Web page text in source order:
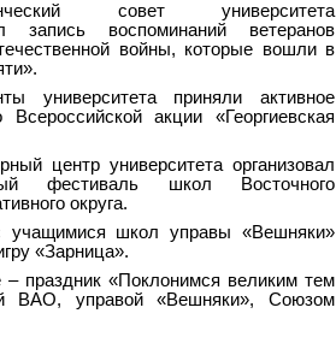
совет университета
запись воспоминаний ветеранов
войны, которые вошли в
университета приняли активное
Всероссийской акции «Георгиевская
центр университета организовал
фестиваль школ Восточного
округа.
учащимися школ управы «Вешняки»
«Зарница».
– праздник «Поклонимся великим тем
ВАО, управой «Вешняки», Союзом